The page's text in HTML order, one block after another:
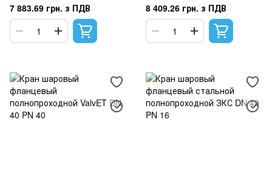
7 883.69 грн. з ПДВ 8 409.26 грн. з ПДВ